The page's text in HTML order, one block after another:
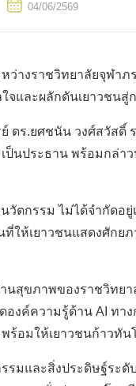
04/06/2569
างราชวิทยาลัยจุฬา
จและผลักดันเยาวชนสู่
ดร.ยศชนัน วงศ์สวัส
นประธาน พร้อมกล่า
วัตกรรม ไม่ได้จำกัด
ให้เยาวชนแสดงศักย
นสุขภาพของราชวิทย
งค์ความรู้ด้าน AI ทา
ร้อมให้เยาวชนก้าวทั
มและสิ่งประดิษฐ์ระ